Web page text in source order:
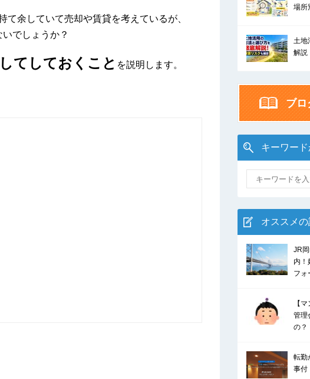
余していて売却や賃貸を考えているが、
でしょうか？
てしておくこと を説明します。
場所
土地
解説
ブロ
キーワー
オススメ
JR
内！
フォ
【
管理
の？
転勤
事付